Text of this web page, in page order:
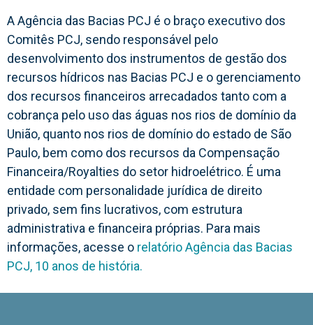
A Agência das Bacias PCJ é o braço executivo dos
Comitês PCJ, sendo responsável pelo
desenvolvimento dos instrumentos de gestão dos
recursos hídricos nas Bacias PCJ e o gerenciamento
dos recursos financeiros arrecadados tanto com a
cobrança pelo uso das águas nos rios de domínio da
União, quanto nos rios de domínio do estado de São
Paulo, bem como dos recursos da Compensação
Financeira/Royalties do setor hidroelétrico. É uma
entidade com personalidade jurídica de direito
privado, sem fins lucrativos, com estrutura
administrativa e financeira próprias. Para mais
informações, acesse o relatório Agência das Bacias
PCJ, 10 anos de história.